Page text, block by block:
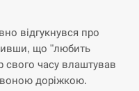
аеропорту Лейпцига
з…
відгукнувся про
що "любить
свого часу влаштував
доріжкою.